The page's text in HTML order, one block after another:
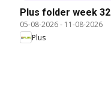
Plus folder week 32
05-08-2026- 11-08-2026
Plus